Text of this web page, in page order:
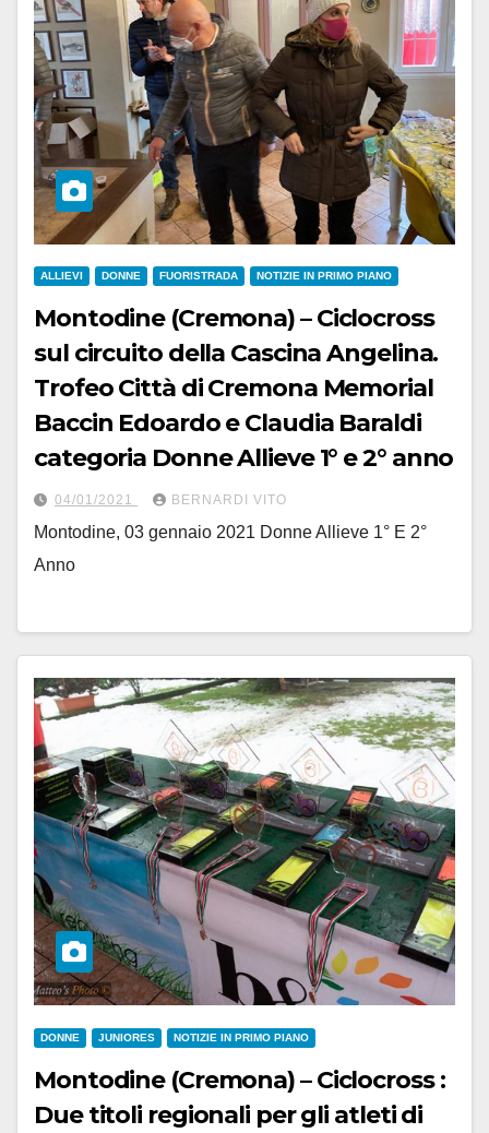
ALLIEVI DONNE FUORISTRADA NOTIZIE IN PRIMO PIANO
Montodine (Cremona) – Ciclocross
sul circuito della Cascina Angelina.
Trofeo Città di Cremona Memorial
Baccin Edoardo e Claudia Baraldi
categoria Donne Allieve 1° e 2° anno
04/01/2021 BERNARDI VITO
Montodine, 03 gennaio 2021 Donne Allieve 1° E 2°
Anno
DONNE JUNIORES NOTIZIE IN PRIMO PIANO
Montodine (Cremona) – Ciclocross :
Due titoli regionali per gli atleti di